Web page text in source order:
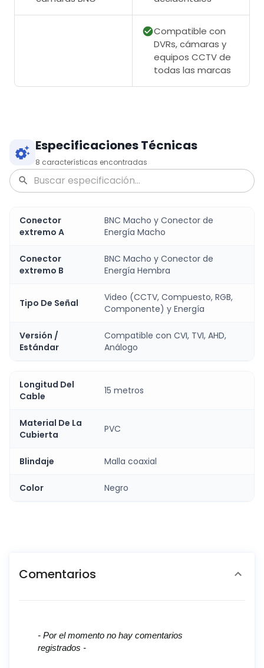
Compatible con
DVRs, cámaras y
equipos CCTV de
todas las marcas
Especificaciones Técnicas
8 características encontradas
Conector
extremo A
BNC Macho y Conector de
Energía Macho
Conector
extremo B
BNC Macho y Conector de
Energía Hembra
Tipo De Señal
Video (CCTV, Compuesto, RGB,
Componente) y Energía
Versión /
Estándar
Compatible con CVI, TVI, AHD,
Análogo
Longitud Del
Cable
15 metros
Material De La
Cubierta
PVC
Blindaje Malla coaxial
Color Negro
Comentarios
- Por el momento no hay comentarios
registrados -
New content loaded